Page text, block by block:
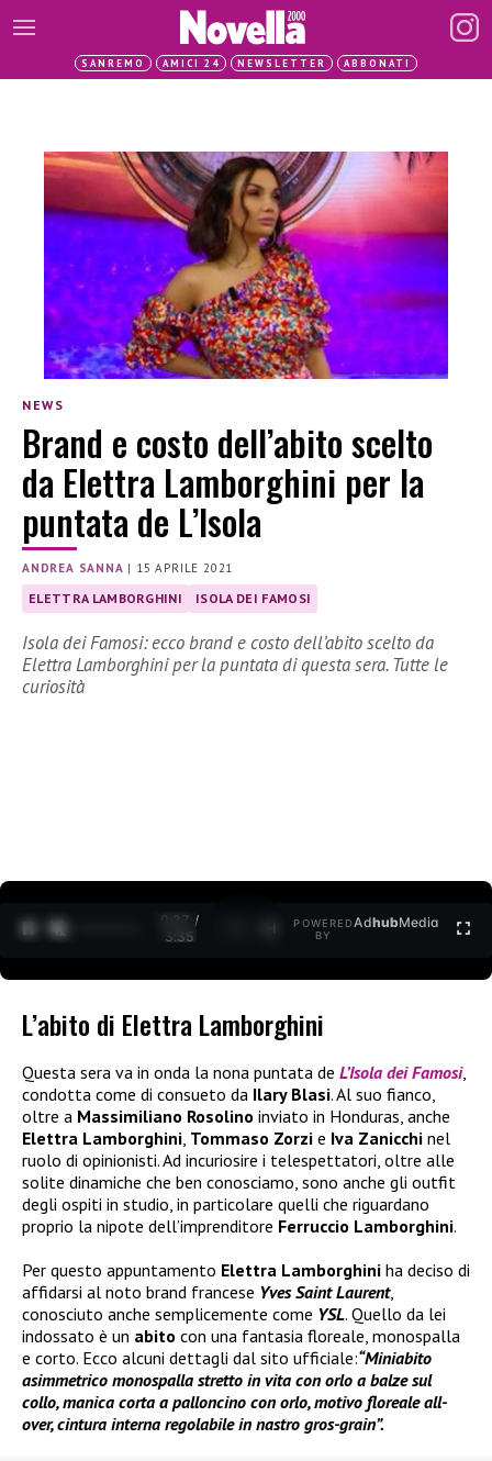
SANREMO AMICI 24 NEWSLETTER ABBONATI
NEWS
Brand e costo dell’abito scelto
da Elettra Lamborghini per la
puntata de L’Isola
ANDREA SANNA | 15 APRILE 2021
ELETTRA LAMBORGHINI ISOLA DEI FAMOSI
Isola dei Famosi: ecco brand e costo dell’abito scelto da
Elettra Lamborghini per la puntata di questa sera. Tutte le
curiosità
0:27 /
3:35
POWERED
BY
AdhubMedia
L’abito di Elettra Lamborghini
Questa sera va in onda la nona puntata de L’Isola dei Famosi,
condotta come di consueto da Ilary Blasi. Al suo fianco,
oltre a Massimiliano Rosolino inviato in Honduras, anche
Elettra Lamborghini, Tommaso Zorzi e Iva Zanicchi nel
ruolo di opinionisti. Ad incuriosire i telespettatori, oltre alle
solite dinamiche che ben conosciamo, sono anche gli outfit
degli ospiti in studio, in particolare quelli che riguardano
proprio la nipote dell’imprenditore Ferruccio Lamborghini.
Per questo appuntamento Elettra Lamborghini ha deciso di
affidarsi al noto brand francese Yves Saint Laurent,
conosciuto anche semplicemente come YSL. Quello da lei
indossato è un abito con una fantasia floreale, monospalla
e corto. Ecco alcuni dettagli dal sito ufficiale:“Miniabito
asimmetrico monospalla stretto in vita con orlo a balze sul
collo, manica corta a palloncino con orlo, motivo floreale all-
over, cintura interna regolabile in nastro gros-grain”.